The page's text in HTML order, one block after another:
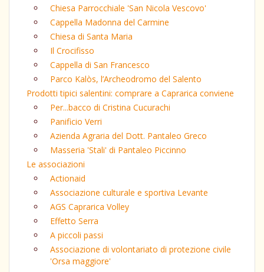
Chiesa Parrocchiale 'San Nicola Vescovo'
Cappella Madonna del Carmine
Chiesa di Santa Maria
Il Crocifisso
Cappella di San Francesco
Parco Kalòs, l’Archeodromo del Salento
Prodotti tipici salentini: comprare a Caprarica conviene
Per...bacco di Cristina Cucurachi
Panificio Verri
Azienda Agraria del Dott. Pantaleo Greco
Masseria 'Stali' di Pantaleo Piccinno
Le associazioni
Actionaid
Associazione culturale e sportiva Levante
AGS Caprarica Volley
Effetto Serra
A piccoli passi
Associazione di volontariato di protezione civile
'Orsa maggiore'